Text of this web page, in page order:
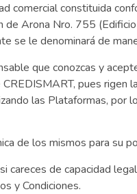
comercial constituida
de Arona Nro. 755
se le denominará de
que conozcas y
pues rigen
las Plataformas, por
de los mismos para su
de capacidad
y Condiciones.